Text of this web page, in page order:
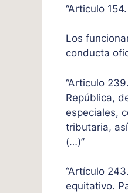
“Articulo
Los
conducta
“Articulo
República,
especiales,
tributaria,
(…)”
“Artículo
equitativo.